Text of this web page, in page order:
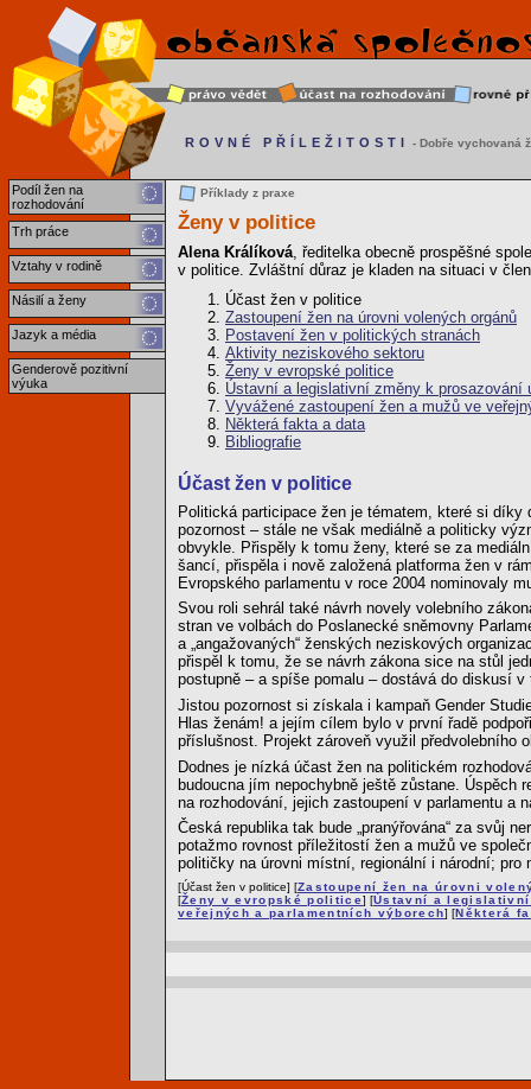
Podíl žen na
rozhodování
Trh práce
Vztahy v rodině
Násilí a ženy
Jazyk a média
Genderově pozitivní
výuka
ROVNÉ PŘÍLEŽITOSTI - Dobře vychovaná
Příklady z praxe
Ženy v politice
Alena Králíková , ředitelka obecně prospěšné
v politice. Zvláštní důraz je kladen na situaci v
Účast žen v politice
Zastoupení žen na úrovni volených orgánů
Postavení žen v politických stranách
Aktivity neziskového sektoru
Ženy v evropské politice
Ústavní a legislativní změny k prosazování
Vyvážené zastoupení žen a mužů ve
Některá fakta a data
Bibliografie
Účast žen v politice
Politická participace žen je tématem, které si
pozornost – stále ne však mediálně a politicky
obvykle. Přispěly k tomu ženy, které se za
šancí, přispěla i nově založená platforma žen v
Evropského parlamentu v roce 2004 nominovaly
Svou roli sehrál také návrh novely volebního
stran ve volbách do Poslanecké sněmovny
a „angažovaných“ ženských neziskových
přispěl k tomu, že se návrh zákona sice na stůl
postupně – a spíše pomalu – dostává do diskusí
Jistou pozornost si získala i kampaň Gender
Hlas ženám! a jejím cílem bylo v první řadě
příslušnost. Projekt zároveň využil předvolebního
Dodnes je nízká účast žen na politickém
budoucna jím nepochybně ještě zůstane. Úspěch
na rozhodování, jejich zastoupení v parlamentu a
Česká republika tak bude „pranýřována“ za svůj
potažmo rovnost příležitostí žen a mužů ve
političky na úrovni místní, regionální i národní; pro
[Účast žen v politice] [Zastoupení žen na úrovni
[Ženy v evropské politice] [Ústavní a
veřejných a parlamentních výborech] [Některá